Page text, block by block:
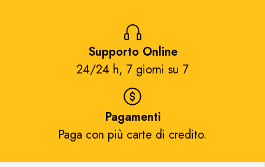
Supporto Online
24/24 h, 7 giorni su 7​
Pagamenti
Paga con più carte di credito.​